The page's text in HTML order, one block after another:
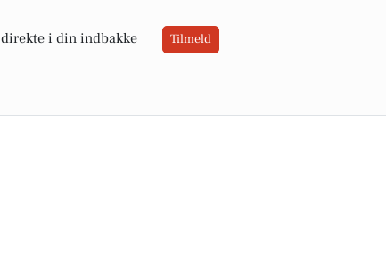
direkte i din indbakke Tilmeld